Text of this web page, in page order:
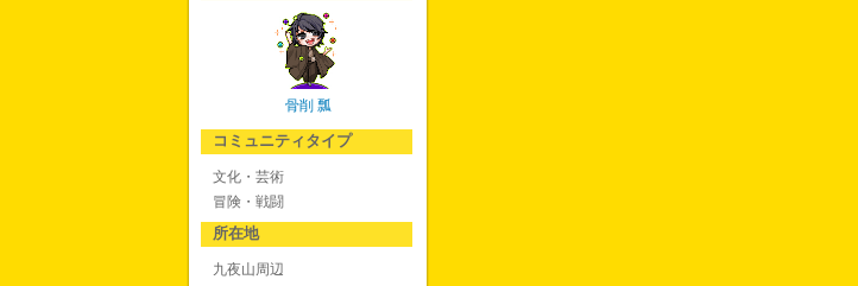
骨削 瓢
コミュニティタイプ
文化・芸術
冒険・戦闘
所在地
九夜山周辺